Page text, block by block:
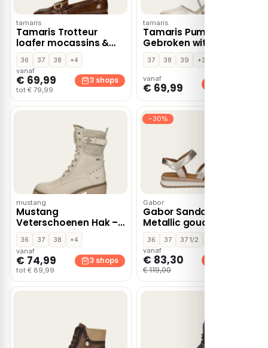
tamaris
Tamaris Trotteur
loafer mocassins &
loafers – Cognac
36 37 38
+4
vanaf
€ 69,99
tot € 79,99
3 shops
tamaris
Tamaris Pumps –
Gebroken wit
37 38 39 +3
vanaf
€ 69,99
mustang
Mustang
Veterschoenen Hak –
Gebroken wit
36 37 38
+4
vanaf
€ 74,99
tot € 89,99
3 shops
−30%
Gabor
Gabor Sandalen
Metallic goud
Synthetisch – Grijs
36 37 37 1/2
vanaf
€ 83,30
€ 119,00